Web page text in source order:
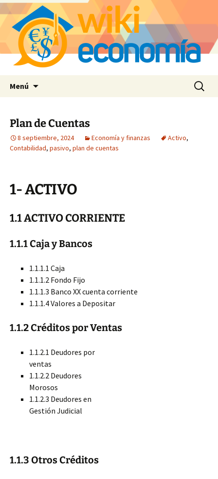
Menú Buscar:
Plan de Cuentas
8 septiembre, 2024 Economía y finanzas Activo,
Contabilidad, pasivo, plan de cuentas
1- ACTIVO
1.1 ACTIVO CORRIENTE
1.1.1 Caja y Bancos
1.1.1.1 Caja
1.1.1.2 Fondo Fijo
1.1.1.3 Banco XX cuenta corriente
1.1.1.4 Valores a Depositar
1.1.2 Créditos por Ventas
1.1.2.1 Deudores por
ventas
1.1.2.2 Deudores
Morosos
1.1.2.3 Deudores en
Gestión Judicial
1.1.3 Otros Créditos